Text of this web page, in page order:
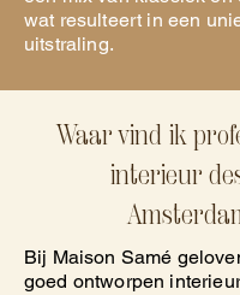
wat resulteert in een
uitstraling.
Waar vind ik
interieur
Bij Maison Samé
goed ontworpen